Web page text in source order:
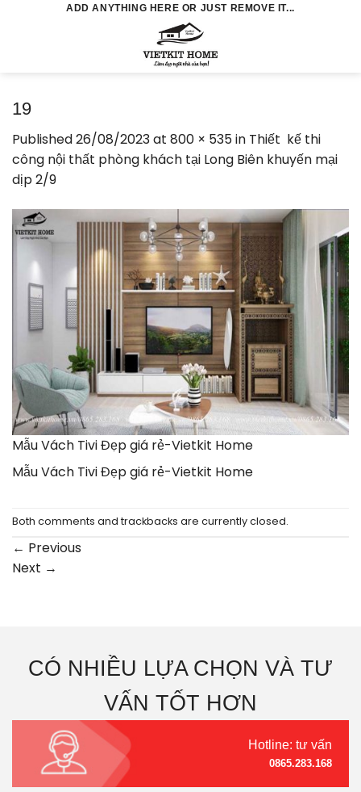
ADD ANYTHING HERE OR JUST REMOVE IT...
19
Published26/08/2023at 800 × 535in Thiết kế thi
công nội thất phòng khách tại Long Biên khuyến mại
dịp 2/9
Mẫu Vách Tivi Đẹp giá rẻ-Vietkit Home
Mẫu Vách Tivi Đẹp giá rẻ-Vietkit Home
Both comments and trackbacks are currently closed.
← Previous
Next →
CÓ NHIỀU LỰA CHỌN VÀ TƯ
VẤN TỐT HƠN
Hotline: tư vấn
0865.283.168